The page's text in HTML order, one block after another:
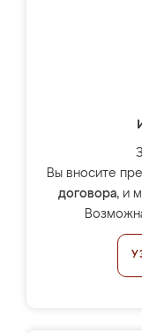
Вы вносите
договора, и